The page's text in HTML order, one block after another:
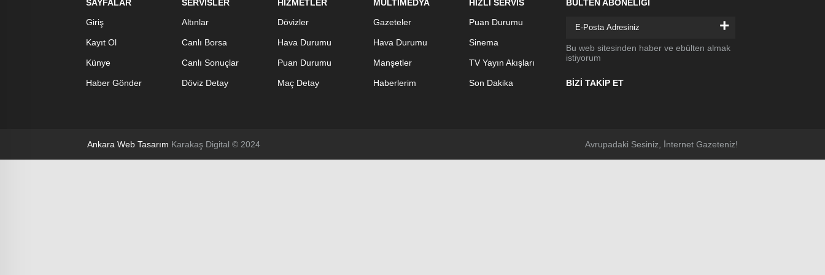
SAYFALAR
Giriş
Kayıt Ol
Künye
Haber Gönder
SERVİSLER
Altınlar
Canlı Borsa
Canlı Sonuçlar
Döviz Detay
HİZMETLER
Dövizler
Hava Durumu
Puan Durumu
Maç Detay
MULTİMEDYA
Gazeteler
Hava Durumu
Manşetler
Haberlerim
HIZLI SERVİS
Puan Durumu
Sinema
TV Yayın Akışları
Son Dakika
BÜLTEN ABONELİĞİ
+
Bu web sitesinden haber ve ebülten almak
istiyorum
BİZİ TAKİP ET
Ankara Web Tasarım Karakaş Digital © 2024 Avrupadaki Sesiniz, İnternet Gazeteniz!